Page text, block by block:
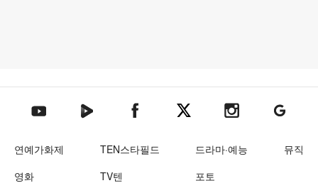
텐아시아 유튜브텐아시아 네이버TV텐아시아 페이스북텐아시아 엑스텐아시아 인스타그램
텐아시아
연예가화제 TEN스타필드 드라마·예능
뮤직
영화
TV텐 포토